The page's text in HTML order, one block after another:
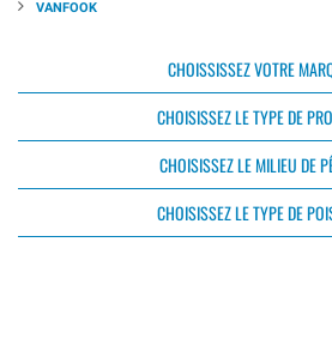
VANFOOK
CHOISSISSEZ VOTRE
CHOISISSEZ LE TYPE DE
CHOISISSEZ LE MILIEU DE
CHOISISSEZ LE TYPE DE